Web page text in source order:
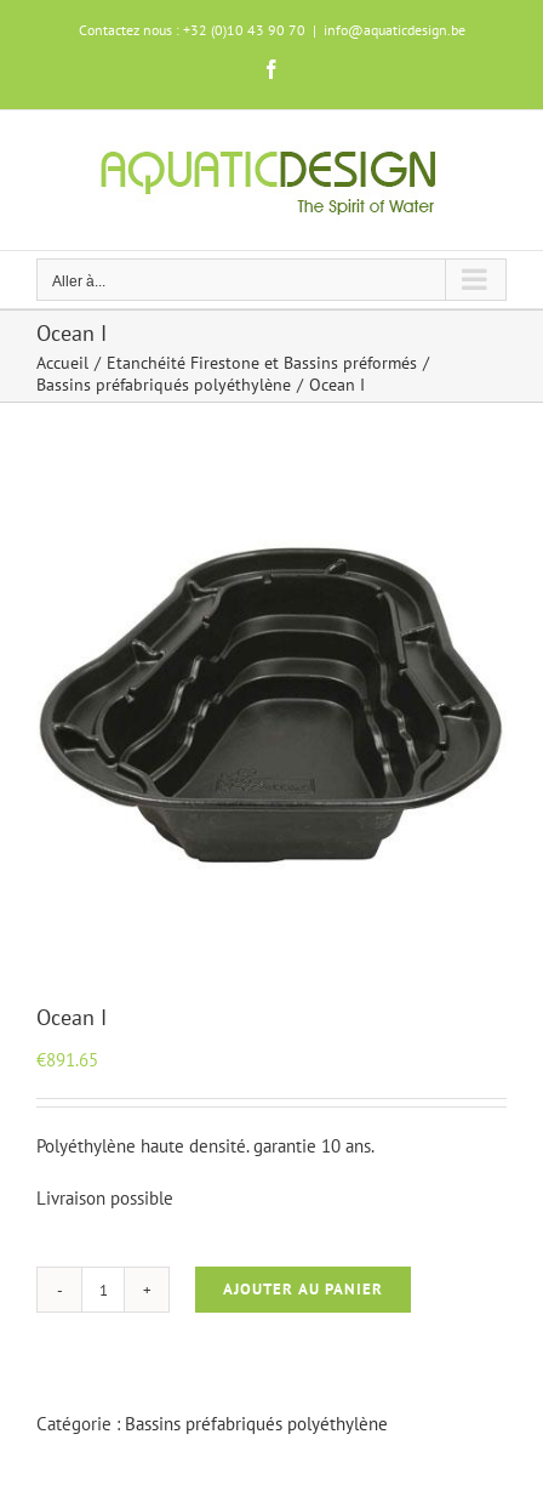
Contactez nous : +32 (0)10 43 90 70 | info@aquaticdesign.be
Aller à...
Ocean I
Accueil
Etanchéité Firestone et Bassins préformés
Bassins préfabriqués polyéthylène
Ocean I
Ocean I
€891.65
Polyéthylène haute densité. garantie 10 ans.
Livraison possible
quantité
AJOUTER AU PANIER
Catégorie : Bassins préfabriqués polyéthylène